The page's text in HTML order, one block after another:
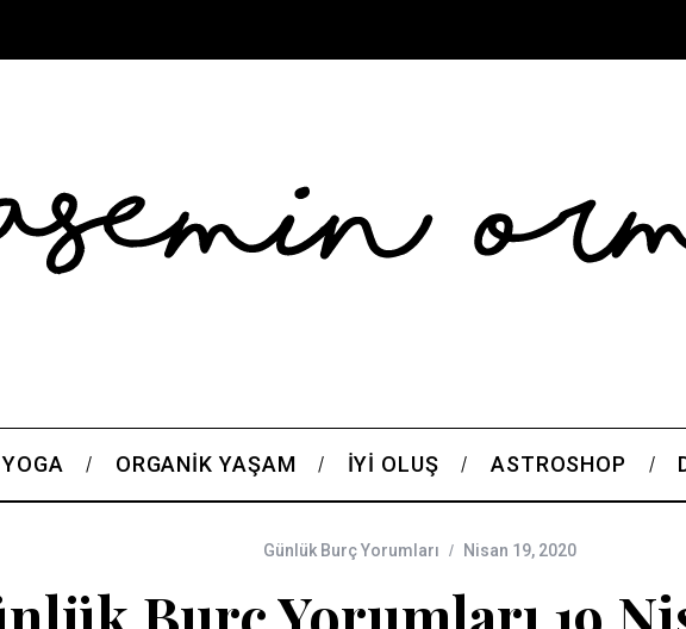
YOGA ORGANIK YAŞAM İYI OLUŞ ASTROSHOP
Günlük Burç Yorumları Nisan 19, 2020